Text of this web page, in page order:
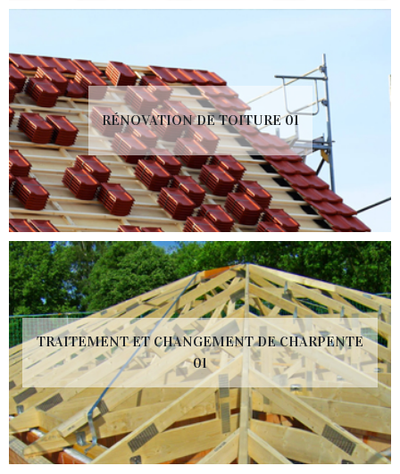
RÉNOVATION DE TOITURE 01
TRAITEMENT ET CHANGEMENT DE CHARPENTE
01